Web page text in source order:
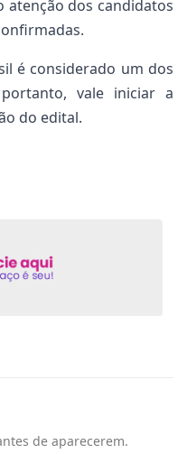
atenção dos candidatos
é considerado um dos
vale iniciar a
do edital.
de aparecerem.